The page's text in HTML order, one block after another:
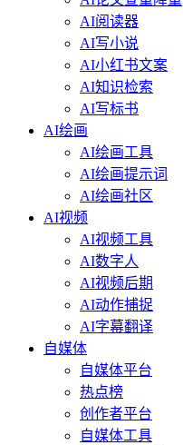
AI阅读器
AI写小说
AI小红书文案
AI知识检索
AI写标书
AI绘画
AI绘画工具
AI绘画提示词
AI绘画社区
AI视频
AI视频工具
AI数字人
AI视频后期
AI动作捕捉
AI字幕翻译
自媒体
自媒体平台
热点榜
创作者平台
自媒体工具